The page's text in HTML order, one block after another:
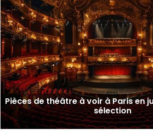
Pièces de théâtre à voir à Paris en
sélection